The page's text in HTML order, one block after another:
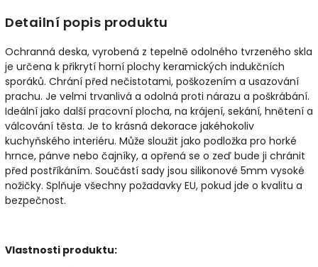
Detailní popis produktu
Ochranná deska, vyrobená z tepelně odolného tvrzeného skla
je určena k přikrytí horní plochy keramických indukčních
sporáků. Chrání před nečistotami, poškozením a usazování
prachu. Je velmi trvanlivá a odolná proti nárazu a poškrábání.
Ideální jako další pracovní plocha, na krájení, sekání, hnětení a
válcování těsta. Je to krásná dekorace jakéhokoliv
kuchyňského interiéru. Může sloužit jako podložka pro horké
hrnce, pánve nebo čajníky, a opřená se o zeď bude ji chránit
před postříkáním. Součástí sady jsou silikonové 5mm vysoké
nožičky. Splňuje všechny požadavky EU, pokud jde o kvalitu a
bezpečnost.
Vlastnosti produktu: